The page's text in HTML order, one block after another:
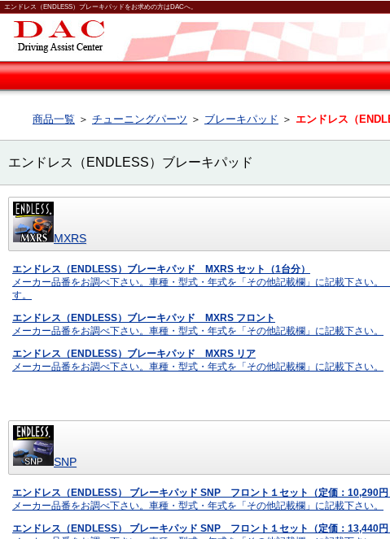
エンドレス（ENDLESS）ブレーキパッドをお求めの方はDACへ。
商品一覧 ＞ チューニングパーツ ＞ ブレーキパッド ＞ エンドレス（
エンドレス（ENDLESS）ブレーキパッド
MXRS
エンドレス（ENDLESS）ブレーキパッド MXRS セット（1台分）
メーカー品番をお調べ下さい。車種・型式・年式を「その他記載欄」に記載下さい
す。
エンドレス（ENDLESS）ブレーキパッド MXRS フロント
メーカー品番をお調べ下さい。車種・型式・年式を「その他記載欄」に記載下さい。
エンドレス（ENDLESS）ブレーキパッド MXRS リア
メーカー品番をお調べ下さい。車種・型式・年式を「その他記載欄」に記載下さい。
SNP
エンドレス（ENDLESS） ブレーキパッド SNP フロント１セット（定価：10,290円
メーカー品番をお調べ下さい。車種・型式・年式を「その他記載欄」に記載下さい。
エンドレス（ENDLESS） ブレーキパッド SNP フロント１セット（定価：13,440円